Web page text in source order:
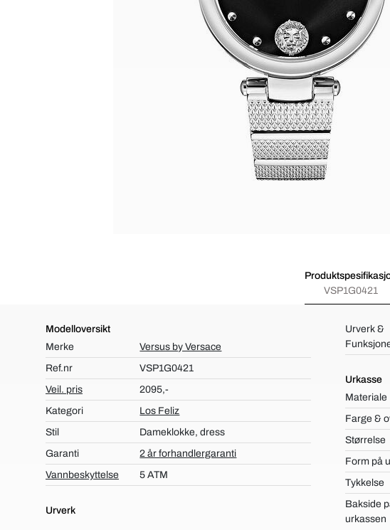
VSP1G0421
Modelloversikt
Merke
Versus by Versace
Ref.nr
VSP1G0421
Veil. pris
2095,-
Kategori
Los Feliz
Stil
Dameklokke, dress
Garanti
2 år forhandlergaranti
Vannbeskyttelse
5 ATM
Urverk
Urverk &
Urkasse
Materiale
Farge &
Størrelse
Form på
Tykkelse
Bakside
urkassen